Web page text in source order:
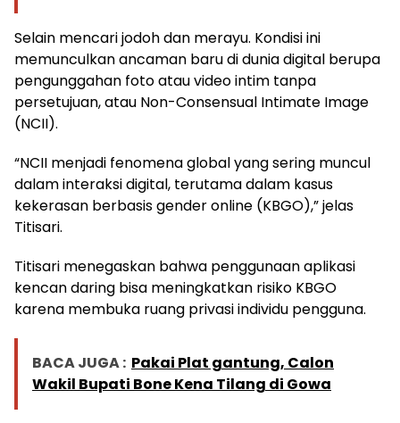
Selain mencari jodoh dan merayu. Kondisi ini
memunculkan ancaman baru di dunia digital berupa
pengunggahan foto atau video intim tanpa
persetujuan, atau Non-Consensual Intimate Image
(NCII).
“NCII menjadi fenomena global yang sering muncul
dalam interaksi digital, terutama dalam kasus
kekerasan berbasis gender online (KBGO),” jelas
Titisari.
Titisari menegaskan bahwa penggunaan aplikasi
kencan daring bisa meningkatkan risiko KBGO
karena membuka ruang privasi individu pengguna.
BACA JUGA : Pakai Plat gantung, Calon
Wakil Bupati Bone Kena Tilang di Gowa